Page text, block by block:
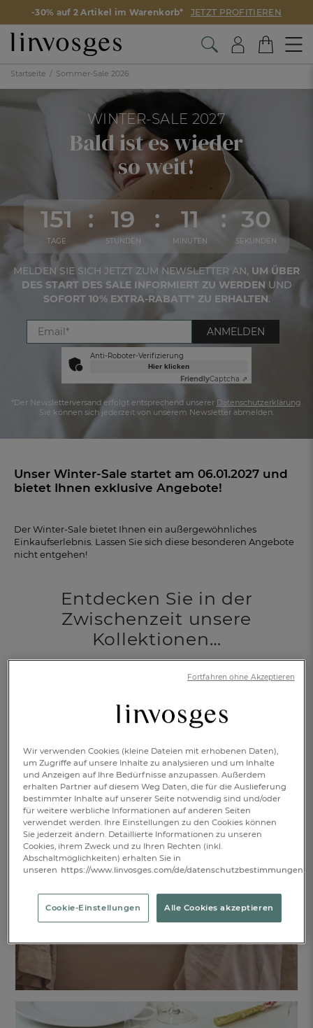
-30% auf 2 Artikel im Warenkorb* JETZT PROFITIEREN
FR
Startseite Sommer-Sale 2026
WINTER-SALE 2027
Bald ist es wieder
so weit!
151
TAGE
19
STUNDEN
11
MINUTEN
29
SEKUNDEN
MELDEN SIE SICH JETZT ZUM NEWSLETTER AN, UM ÜBER
DES START DES SALE INFORMIERT ZU WERDEN UND
SOFORT 10% EXTRA-RABATT* ZU ERHALTEN.
ANMELDEN
Anti-Roboter-Verifizierung
Hier klicken
FriendlyCaptcha ⇗
*Der Newsletterversand erfolgt entsprechend unserer Datenschutzerklärung.
Sie können sich jederzeit von unserem Newsletter abmelden.
Unser Winter-Sale startet am 06.01.2027 und
bietet Ihnen exklusive Angebote!
Der Winter-Sale bietet Ihnen ein außergewöhnliches
Einkaufserlebnis. Lassen Sie sich diese besonderen Angebote
nicht entgehen!
Entdecken Sie in der
Zwischenzeit unsere
Kollektionen…
SCHLAFEN
Mit unserer kreativen Bettwäsche und den
hochwertigen Bettwaren verbringen Sie
traumhafte Nächte.
ENTDECKEN
Wir verwenden Cookies (kleine Dateien mit erhobenen Daten),
um Zugriffe auf unsere Inhalte zu analysieren und um Inhalte
und Anzeigen auf Ihre Bedürfnisse anzupassen. Außerdem
erhalten Partner auf diesem Weg Daten, die für die Auslieferung
bestimmter Inhalte auf unserer Seite notwendig sind und/oder
für weitere werbliche Informationen auf anderen Seiten
verwendet werden. Ihre Einstellungen zu den Cookies können
Sie jederzeit ändern. Detaillierte Informationen zu unseren
Cookies, ihrem Zweck und zu Ihren Rechten (inkl.
Abschaltmöglichkeiten) erhalten Sie in
unseren https://www.linvosges.com/de/
Cookie-Einstellungen Alle Cookies akzeptieren
Fortfahren ohne Akzeptieren